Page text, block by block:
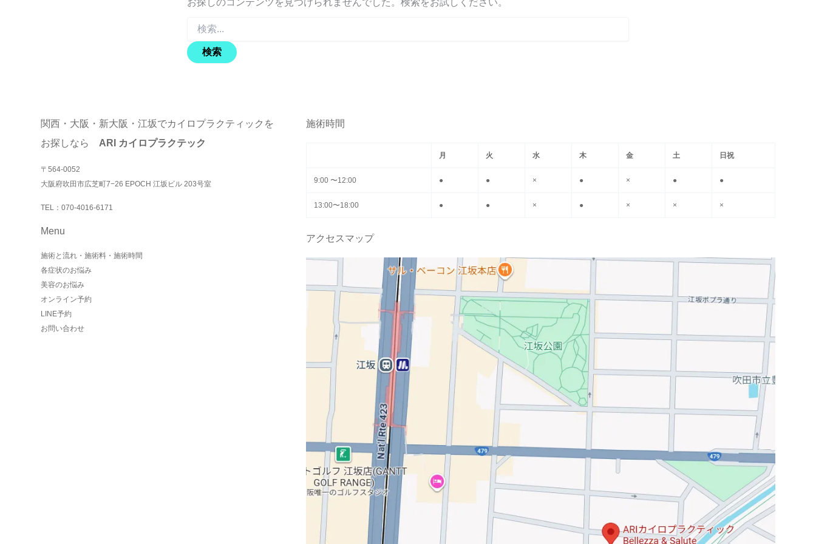
お探しのコンテンツを見つけられませんでした。検索をお試しください。
対
象:
関西・大阪・新大阪・江坂でカイロプラクティックを
お探しなら ARI カイロプラクテック
〒564-0052
大阪府吹田市広芝町7−26 EPOCH 江坂ビル 203号室
TEL：070-4016-6171
Menu
施術と流れ・施術料・施術時間
各症状のお悩み
美容のお悩み
オンライン予約
LINE予約
お問い合わせ
施術時間
月 火 水 木 金 土 日祝
9:00 〜12:00 ● ● × ● × ● ●
13:00〜18:00 ● ● × ● × × ×
アクセスマップ